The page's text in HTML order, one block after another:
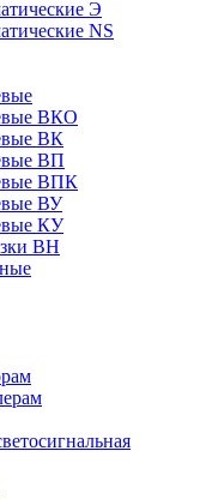
Э
NS
ВКО
ВК
ВП
ВПК
ВУ
КУ
ВН